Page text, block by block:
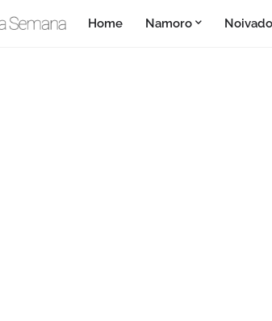
Home Namoro Noivado